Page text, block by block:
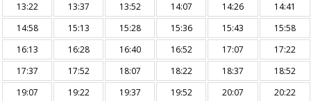
13:22
13:37 13:52 14:07 14:26
14:41
14:58
15:13 15:28 15:36 15:43
15:58
16:13
16:28 16:40 16:52 17:07
17:22
17:37
17:52 18:07 18:22 18:37
18:52
19:07
19:22 19:37 19:52 20:07
20:22